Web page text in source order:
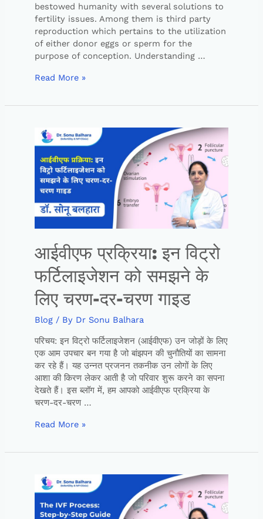
bestowed humanity with several solutions to
fertility issues. Among them is third party
reproduction which pertains to the utilization
of either donor eggs or sperm for the
purpose of conception. Understanding …
Read More »
आईवीएफ प्रक्रिया: इन विट्रो
फर्टिलाइजेशन को समझने के
लिए चरण-दर-चरण गाइड
Blog/ By Dr Sonu Balhara
परिचय: इन विट्रो फर्टिलाइजेशन (आईवीएफ) उन जोड़ों के लिए
एक आम उपचार बन गया है जो बांझपन की चुनौतियों का सामना
कर रहे हैं। यह उन्नत प्रजनन तकनीक उन लोगों के लिए
आशा की किरण लेकर आती है जो परिवार शुरू करने का सपना
देखते हैं। इस ब्लॉग में, हम आपको आईवीएफ प्रक्रिया के
चरण-दर-चरण …
Read More »